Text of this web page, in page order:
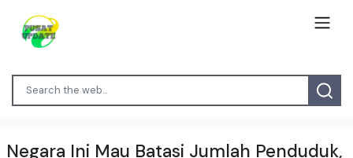
Negara Ini Mau Batasi Jumlah Penduduk,